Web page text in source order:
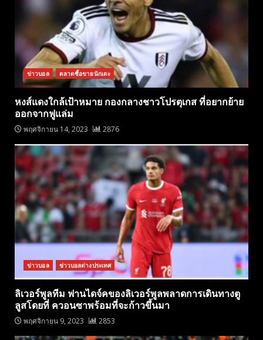
ข่าวบอล ตลาดซื้อขายนักเตะ
หงส์แดงใกล้เป้าหมาย กองกลางชาวโปรตุเกส ที่อยากย้าย
ออกจากฟูแล่ม
พฤศจิกายน 14, 2023 2876
ข่าวบอล ข่าวบอลต่างประเทศ
ลิเวอร์พูลทีม ฟานไดจ์คของลิเวอร์พูลพลาดการเดินทางตู
ลูสโดยที่ ควอนซาพร้อมที่จะก้าวขึ้นมา
พฤศจิกายน 9, 2023 2853